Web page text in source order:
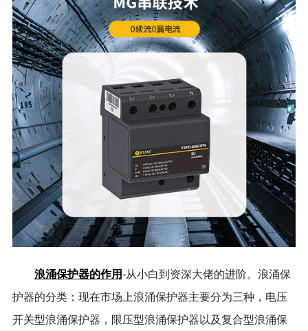
浪涌保护器的作用-从小白到资深大佬的进阶。浪涌保
护器的分类：现在市场上浪涌保护器主要分为三种，电压
开关型浪涌保护器，限压型浪涌保护器以及复合型浪涌保